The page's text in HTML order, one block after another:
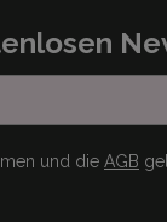
und die AGB